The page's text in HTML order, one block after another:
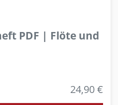
PDF | Flöte und
24,90 €